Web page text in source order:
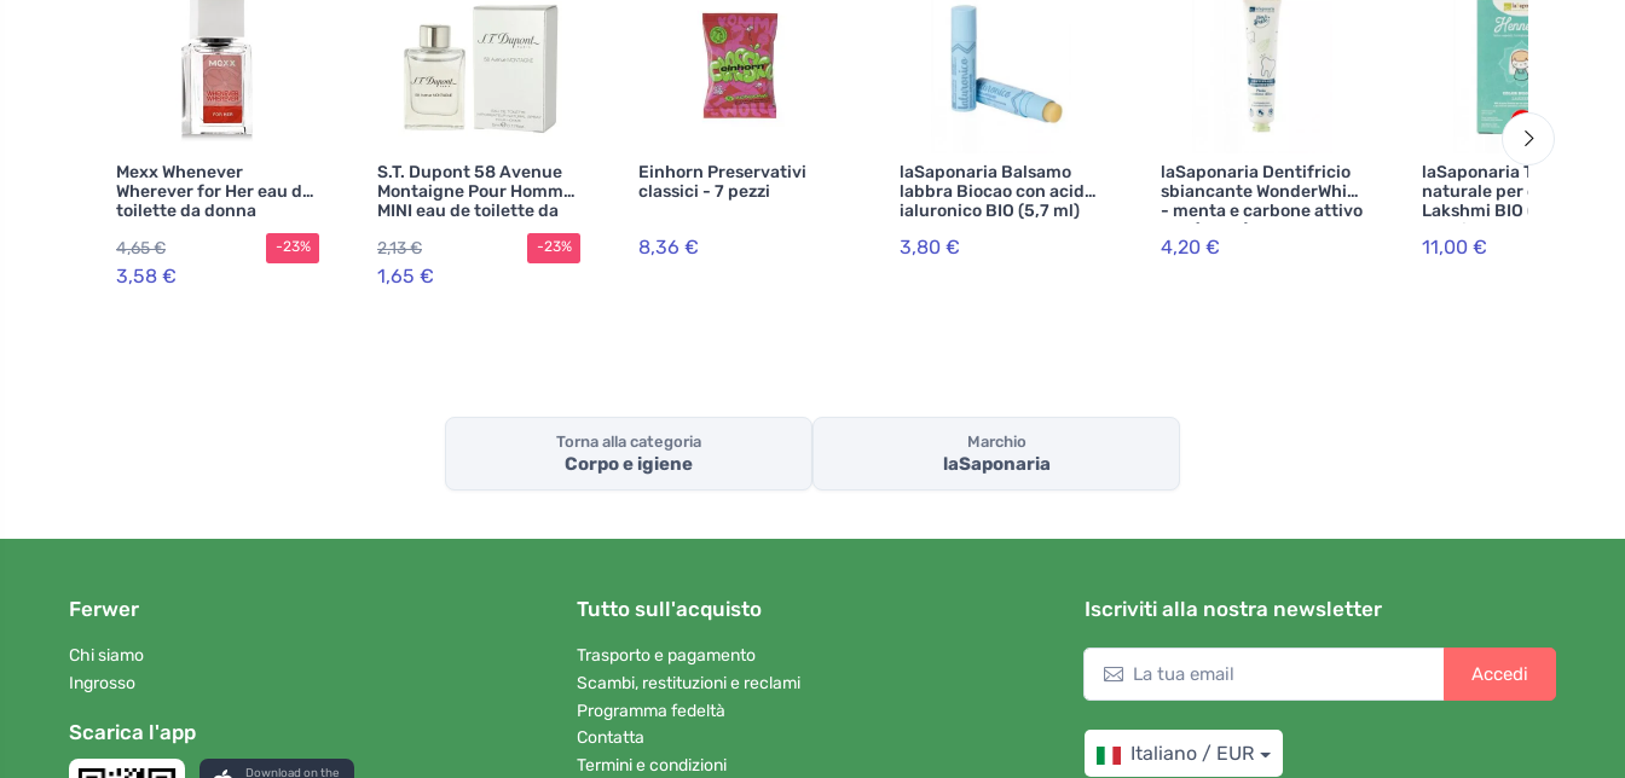
Mexx Whenever
Wherever for Her eau de
toilette da donna
4,65 €
3,58 €
-23%
S.T. Dupont 58 Avenue
Montaigne Pour Homme
MINI eau de toilette da
2,13 €
1,65 €
-23%
Einhorn Preservativi
classici - 7 pezzi
8,36 €
laSaponaria Balsamo
labbra Biocao con acido
ialuronico BIO (5,7 ml)
3,80 €
laSaponaria Dentifricio
sbiancante WonderWhite
- menta e carbone attivo
BIO (75 ml)
4,20 €
laSaponaria Tintura
naturale per capelli
Lakshmi BIO (100 g) -
nocciola
11,00 €
Torna alla categoria
Corpo e igiene
Marchio
laSaponaria
Ferwer
Chi siamo
Ingrosso
Scarica l'app
Download on the
Tutto sull'acquisto
Trasporto e pagamento
Scambi, restituzioni e reclami
Programma fedeltà
Contatta
Termini e condizioni
Iscriviti alla nostra newsletter
Accedi
Italiano / EUR